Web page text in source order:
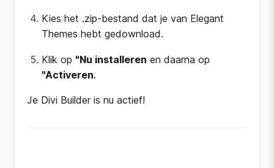
Kies het .zip-bestand dat je van Elegant
Themes hebt gedownload.
Klik op "Nu installeren en daarna op
"Activeren.
Je Divi Builder is nu actief!